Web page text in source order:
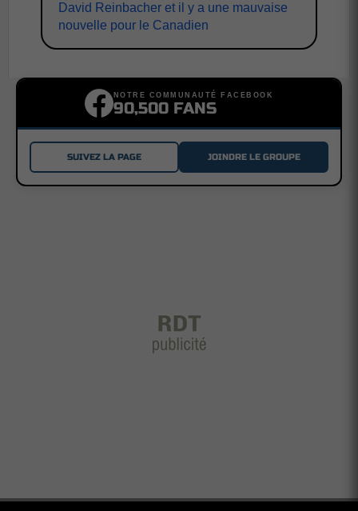
David Reinbacher et il y a une mauvaise
nouvelle pour le Canadien
NOTRE COMMUNAUTÉ FACEBOOK
90,500 FANS
SUIVEZ LA PAGE JOINDRE LE GROUPE